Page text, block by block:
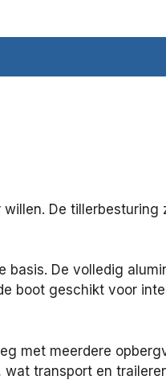
De
De volledig
boot geschikt voor
met meerdere
transport en